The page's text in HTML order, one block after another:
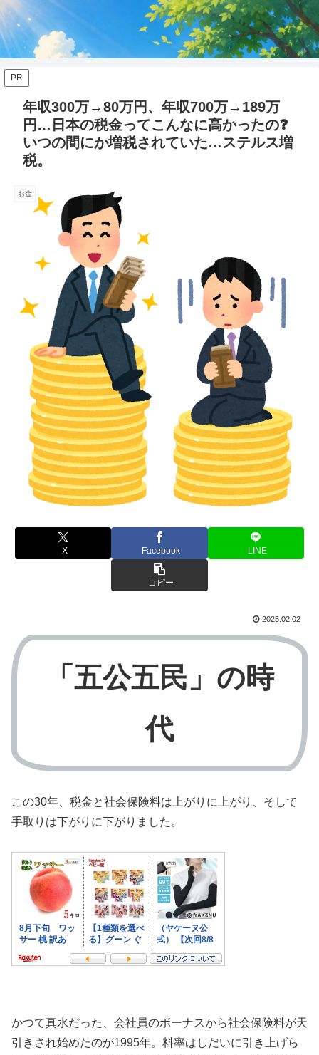
PR
年収300万→80万円、年収700万→189万
円…日本の税金ってこんなに高かったの❓
いつの間にか増税されていた…ステルス増
税。
お金
X Facebook LINE
コピー
2025.02.02
「五公五民」の時
代
この30年、税金と社会保険料は上がりに上がり、そして
手取りは下がりに下がりました。
かつて真水だった、会社員のボーナスから社会保険料が天
引きされ始めたのが1995年。料率はしだいに引き上げら